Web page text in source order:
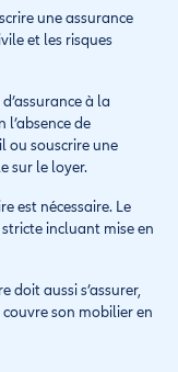
une assurance
et les risques
à la
de
ou souscrire une
sur le loyer.
est nécessaire. Le
incluant mise en
doit aussi s’assurer,
son mobilier en